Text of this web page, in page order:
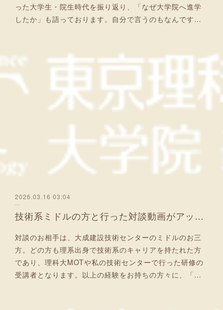
った大学生・院生時代を振り返り、「なぜ大学院へ進学
したか」も語っております。自分で言うのもなんです…
2026.03.16 03:04
技術系ミドルの方と行った対談動画がアップされました！
対談のお相手は、大成建設技術センターのミドルのお三
方。どの方も理系出身で技術系のキャリアを持たれた方
であり、理科大MOTや私の技術センターで行った研修の
受講者となります。以上の経験をお持ちの方々に、「…